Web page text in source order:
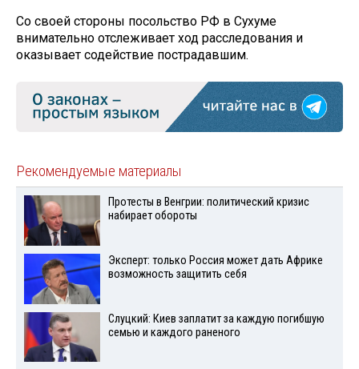
Со своей стороны посольство РФ в Сухуме
внимательно отслеживает ход расследования и
оказывает содействие пострадавшим.
Рекомендуемые материалы
Протесты в Венгрии: политический кризис
набирает обороты
Эксперт: только Россия может дать Африке
возможность защитить себя
Слуцкий: Киев заплатит за каждую погибшую
семью и каждого раненого